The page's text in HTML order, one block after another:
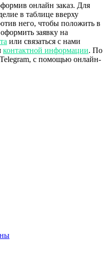
онлайн заказ. Для
в таблице вверху
него, чтобы положить в
заявку на
или связаться с нами
контактной информации. По
с помощью онлайн-